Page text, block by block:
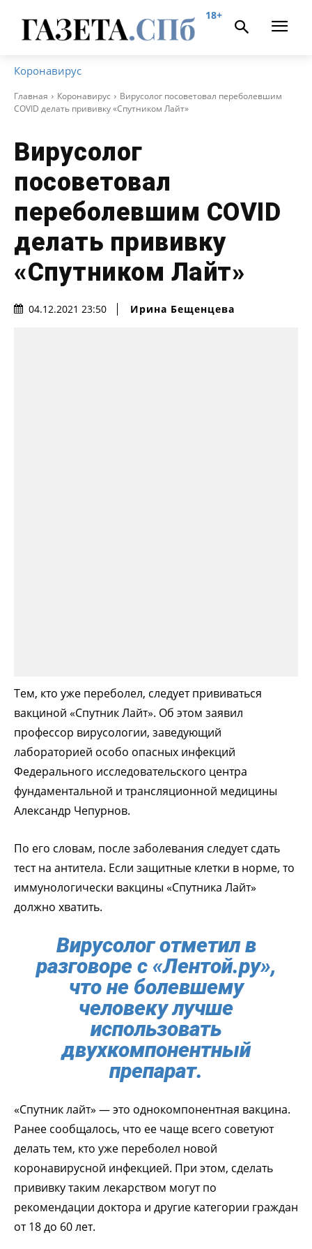
18+
Коронавирус
Главная Коронавирус
Вирусолог посоветовал переболевшим
COVID делать прививку «Спутником Лайт»
Вирусолог
посоветовал
переболевшим COVID
делать прививку
«Спутником Лайт»
04.12.2021 23:50 Ирина Бещенцева
Тем, кто уже переболел, следует прививаться
вакциной «Спутник Лайт». Об этом заявил
профессор вирусологии, заведующий
лабораторией особо опасных инфекций
Федерального исследовательского центра
фундаментальной и трансляционной медицины
Александр Чепурнов.
По его словам, после заболевания следует сдать
тест на антитела. Если защитные клетки в норме, то
иммунологически вакцины «Спутника Лайт»
должно хватить.
Вирусолог отметил в
разговоре с «Лентой.ру»,
что не болевшему
человеку лучше
использовать
двухкомпонентный
препарат.
«Спутник лайт» — это однокомпонентная вакцина.
Ранее сообщалось, что ее чаще всего советуют
делать тем, кто уже переболел новой
коронавирусной инфекцией. При этом, сделать
прививку таким лекарством могут по
рекомендации доктора и другие категории граждан
от 18 до 60 лет.